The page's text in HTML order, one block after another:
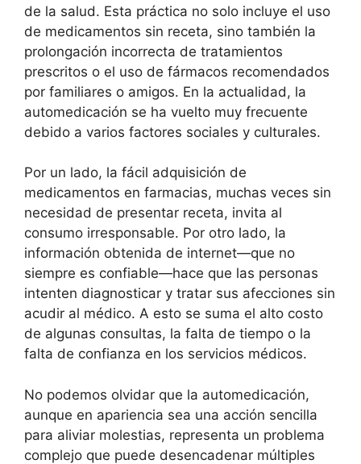
de la salud. Esta práctica no solo incluye el uso
de medicamentos sin receta, sino también la
prolongación incorrecta de tratamientos
prescritos o el uso de fármacos recomendados
por familiares o amigos. En la actualidad, la
automedicación se ha vuelto muy frecuente
debido a varios factores sociales y culturales.
Por un lado, la fácil adquisición de
medicamentos en farmacias, muchas veces sin
necesidad de presentar receta, invita al
consumo irresponsable. Por otro lado, la
información obtenida de internet—que no
siempre es confiable—hace que las personas
intenten diagnosticar y tratar sus afecciones sin
acudir al médico. A esto se suma el alto costo
de algunas consultas, la falta de tiempo o la
falta de confianza en los servicios médicos.
No podemos olvidar que la automedicación,
aunque en apariencia sea una acción sencilla
para aliviar molestias, representa un problema
complejo que puede desencadenar múltiples